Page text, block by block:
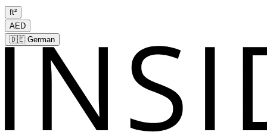
ft²
AED
🇩🇪 German